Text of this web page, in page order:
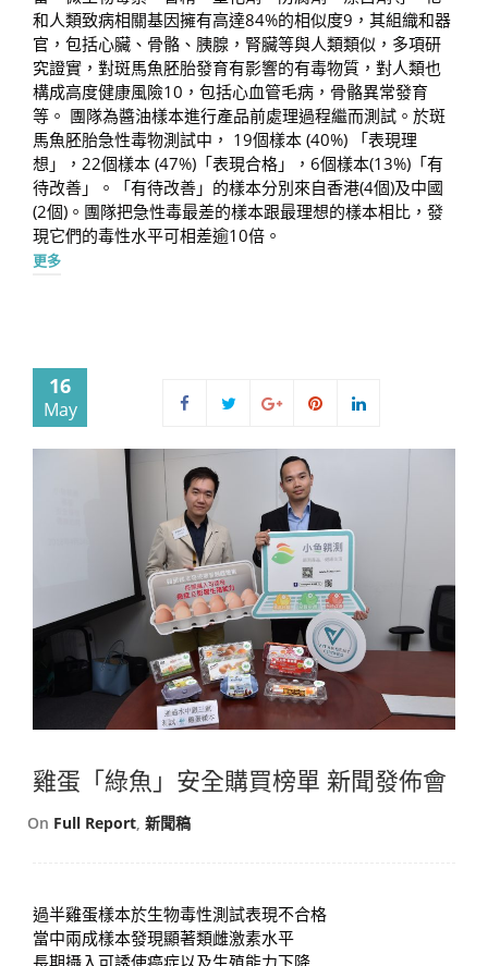
和人類致病相關基因擁有高達84%的相似度9，其組織和器
官，包括心臟、骨骼、胰腺，腎臟等與人類類似，多項研
究證實，對斑馬魚胚胎發育有影響的有毒物質，對人類也
構成高度健康風險10，包括心血管毛病，骨骼異常發育
等。 團隊為醬油樣本進行產品前處理過程繼而測試。於斑
馬魚胚胎急性毒物測試中， 19個樣本 (40%) 「表現理
想」，22個樣本 (47%)「表現合格」，6個樣本(13%)「有
待改善」。「有待改善」的樣本分別來自香港(4個)及中國
(2個)。團隊把急性毒最差的樣本跟最理想的樣本相比，發
現它們的毒性水平可相差逾10倍。
更多
16
May
雞蛋「綠魚」安全購買榜單 新聞發佈會
On Full Report, 新聞稿
過半雞蛋樣本於生物毒性測試表現不合格
當中兩成樣本發現顯著類雌激素水平
長期攝入可誘使癌症以及生殖能力下降